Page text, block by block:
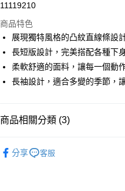
LINE Pay
Apple Pay
悠遊付
全盈+PAY
相關說明
11119210
商品特色
展現獨特風格的凸紋直線條設
長短版設計，完美搭配各種下
柔軟舒適的面料，讓每一個動
長袖設計，適合多變的季節，
商品相關分類 (3)
分享 客服